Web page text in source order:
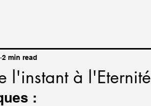
l'instant à l'Eternité
2 min read
: